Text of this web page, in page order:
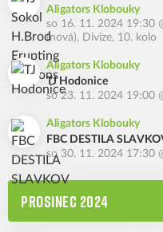
Aligators Klobouky
so 16. 11. 2024 19:30
(nová), Divize, 10. kolo
Aligators Klobouky
TJ Hodonice
so 23. 11. 2024 19:00
Aligators Klobouky
FBC DESTILA
so 30. 11. 2024 17:30
PROSINEC 2024